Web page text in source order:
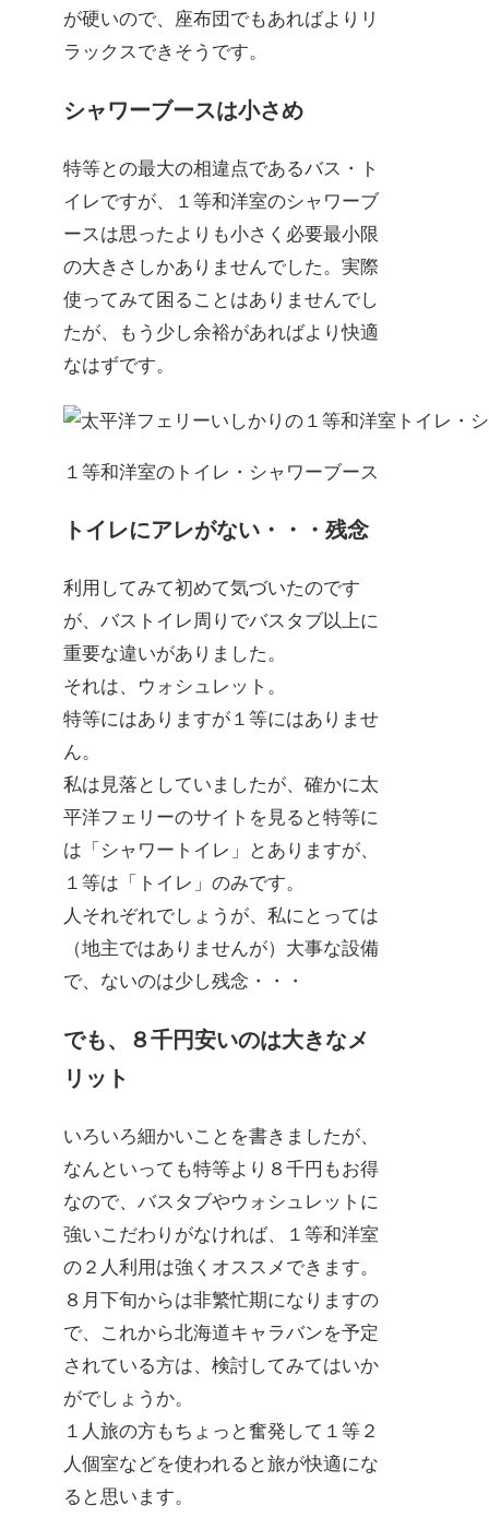
が硬いので、座布団でもあればよりリ
ラックスできそうです。
シャワーブースは小さめ
特等との最大の相違点であるバス・ト
イレですが、１等和洋室のシャワーブ
ースは思ったよりも小さく必要最小限
の大きさしかありませんでした。実際
使ってみて困ることはありませんでし
たが、もう少し余裕があればより快適
なはずです。
１等和洋室のトイレ・シャワーブース
トイレにアレがない・・・残念
利用してみて初めて気づいたのです
が、バストイレ周りでバスタブ以上に
重要な違いがありました。
それは、ウォシュレット。
特等にはありますが１等にはありませ
ん。
私は見落としていましたが、確かに太
平洋フェリーのサイトを見ると特等に
は「シャワートイレ」とありますが、
１等は「トイレ」のみです。
人それぞれでしょうが、私にとっては
（地主ではありませんが）大事な設備
で、ないのは少し残念・・・
でも、８千円安いのは大きなメ
リット
いろいろ細かいことを書きましたが、
なんといっても特等より８千円もお得
なので、バスタブやウォシュレットに
強いこだわりがなければ、１等和洋室
の２人利用は強くオススメできます。
８月下旬からは非繁忙期になりますの
で、これから北海道キャラバンを予定
されている方は、検討してみてはいか
がでしょうか。
１人旅の方もちょっと奮発して１等２
人個室などを使われると旅が快適にな
ると思います。